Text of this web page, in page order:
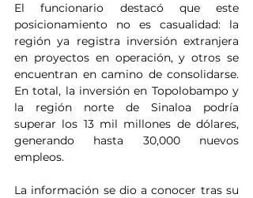
El funcionario destacó que este
posicionamiento no es casualidad: la
región ya registra inversión extranjera
en proyectos en operación, y otros se
encuentran en camino de consolidarse.
En total, la inversión en Topolobampo y
la región norte de Sinaloa podría
superar los 13 mil millones de dólares,
generando hasta 30,000 nuevos
empleos.
La información se dio a conocer tras su